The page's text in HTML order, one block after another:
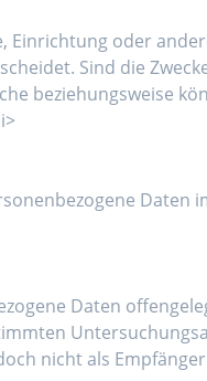
oder
Sind die
beziehungsweise
Daten
Daten
nicht als